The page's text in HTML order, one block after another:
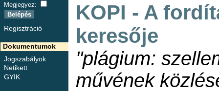
Megjegyez:
Regisztráció
Dokumentumok
Jogszabályok
Netikett
GYIK
KOPI - A
keresője
"plágium:
művének